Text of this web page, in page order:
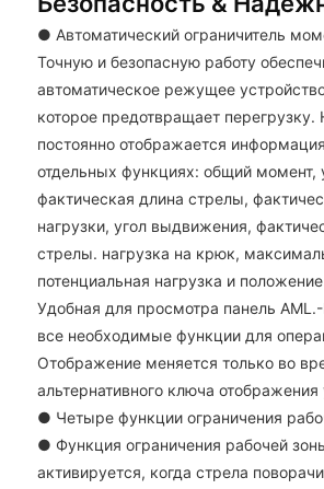
● Автоматический ограничитель
Точную и безопасную работу
автоматическое режущее
которое предотвращает перегрузку.
постоянно отображается
отдельных функциях: общий момент,
фактическая длина стрелы,
нагрузки, угол выдвижения,
стрелы. нагрузка на крюк,
потенциальная нагрузка и
Удобная для просмотра панель
все необходимые функции для
Отображение меняется только во
альтернативного ключа отображения
● Четыре функции ограничения
● Функция ограничения рабочей
активируется, когда стрела